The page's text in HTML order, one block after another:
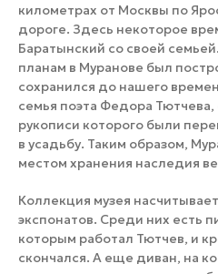
километрах от Москвы по
дороге. Здесь некоторое
Баратынский со своей
планам в Муранове был
сохранился до нашего
семья поэта Федора
рукописи которого были
в усадьбу. Таким образом,
местом хранения наследия
Коллекция музея
экспонатов. Среди них есть
которым работал Тютчев, и
скончался. А еще диван, на